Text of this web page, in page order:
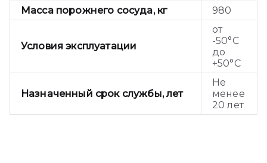
Масса порожнего сосуда, кг 980
Условия эксплуатации
от
-50°С
до
+50°С
Назначенный срок службы, лет
Не
менее
20 лет